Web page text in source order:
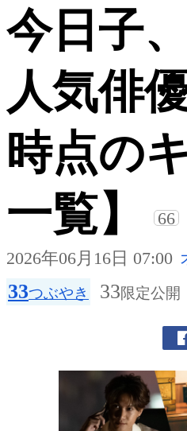
今日子
人気俳
時点の
一覧】
66
2026年06月16日 07:00
33つぶやき 33限定公開